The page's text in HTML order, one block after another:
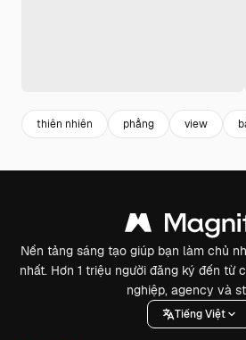
thiên nhiên phẳng view
Nền tảng sáng tạo giúp bạn làm chủ
nhất. Hơn 1 triệu người đăng ký đến từ
nghiệp, agency và
Tiếng Việt